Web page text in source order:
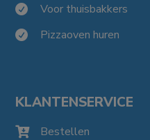
 Voor thuisbakkers
 Pizzaoven huren
KLANTENSERVICE
 Bestellen